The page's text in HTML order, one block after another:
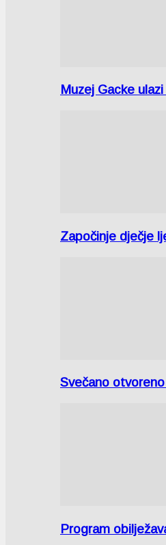
Muzej Gacke
Započinje dječje
Svečano
Program